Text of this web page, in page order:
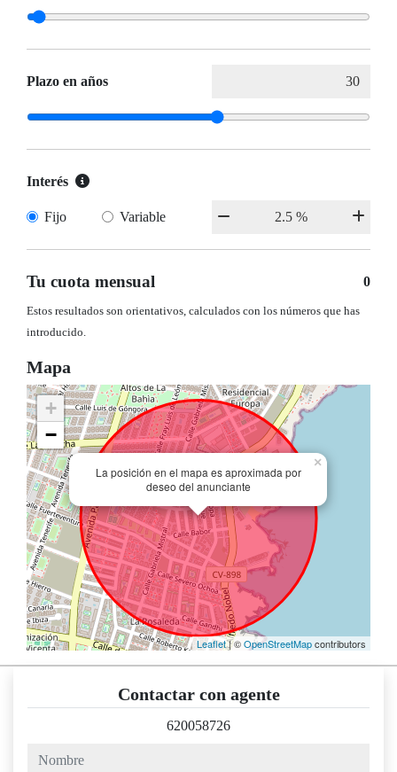
Plazo en años
Interés
Fijo Variable
Tu cuota mensual 0
Estos resultados son orientativos, calculados con los números que has
introducido.
Mapa
La posición en el mapa es aproximada por
deseo del anunciante
×
+
−
Leaflet| ©OpenStreetMapcontributors
Contactar con agente
620058726
nombre